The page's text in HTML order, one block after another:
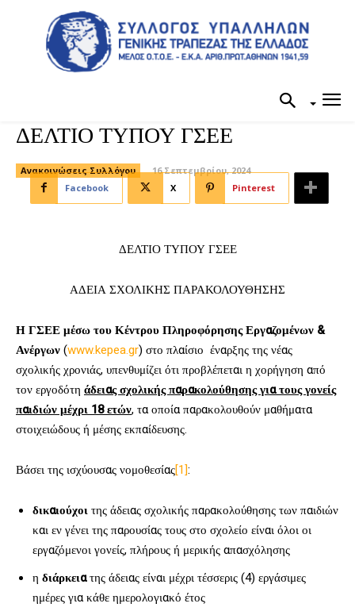
ΔΕΛΤΙΟ ΤΥΠΟΥ ΓΣΕΕ
Ανακοινώσεις Συλλόγου
16 Σεπτεμβρίου, 2024
Facebook
X Pinterest
ΔΕΛΤΙΟ ΤΥΠΟΥ ΓΣΕΕ
ΑΔΕΙΑ ΣΧΟΛΙΚΗΣ ΠΑΡΑΚΟΛΟΥΘΗΣΗΣ
Η ΓΣΕΕ μέσω του Κέντρου Πληροφόρησης Εργαζομένων &
Ανέργων(www.kepea.gr) στο πλαίσιο έναρξης της νέας
σχολικής χρονιάς, υπενθυμίζει ότι προβλέπεται η χορήγηση από
τον εργοδότη άδειας σχολικής παρακολούθησης για τους γονείς
παιδιών μέχρι 18 ετών, τα οποία παρακολουθούν μαθήματα
στοιχειώδους ή μέσης εκπαίδευσης.
Βάσει της ισχύουσας νομοθεσίας[1]:
δικαιούχοιτης άδειας σχολικής παρακολούθησης των παιδιών
και εν γένει της παρουσίας τους στο σχολείο είναι όλοι οι
εργαζόμενοι γονείς, πλήρους ή μερικής απασχόλησης
η διάρκειατης άδειας είναι μέχρι τέσσερις (4) εργάσιμες
ημέρες για κάθε ημερολογιακό έτος